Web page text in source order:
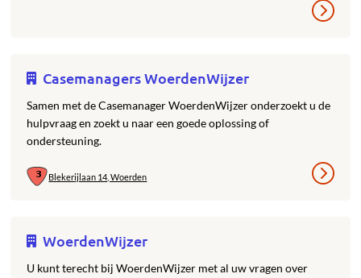
Casemanagers WoerdenWijzer
Samen met de Casemanager WoerdenWijzer onderzoekt u de
hulpvraag en zoekt u naar een goede oplossing of
ondersteuning.
Blekerijlaan 14, Woerden
WoerdenWijzer
U kunt terecht bij WoerdenWijzer met al uw vragen over